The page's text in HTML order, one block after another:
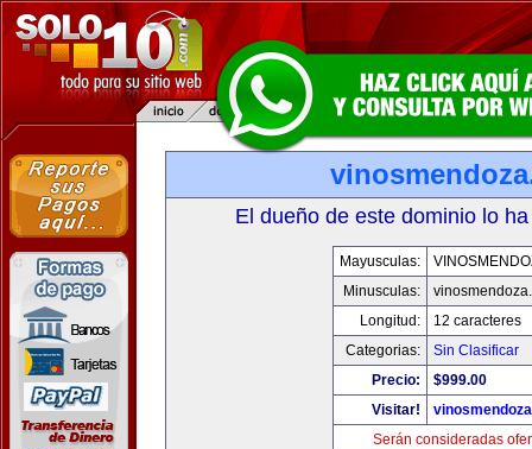
El dueño de este dominio lo
Mayusculas:
Minusculas:
Longitud:
12 caracteres
Categorias:
Sin Clasificar
Precio:
$999.00
Visitar!
Serán consideradas